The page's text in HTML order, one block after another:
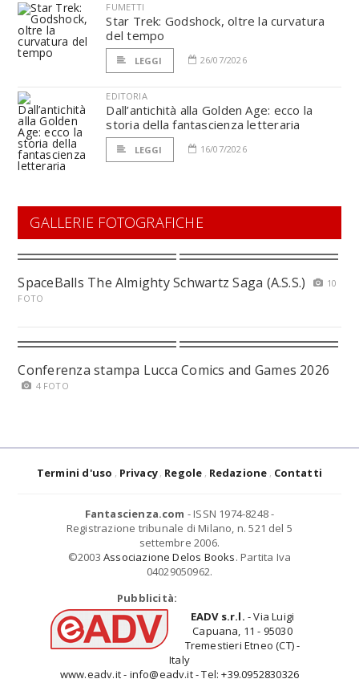
FUMETTI
Star Trek: Godshock, oltre la curvatura
del tempo
LEGGI 26/07/2026
EDITORIA
Dall’antichità alla Golden Age: ecco la
storia della fantascienza letteraria
LEGGI 16/07/2026
GALLERIE FOTOGRAFICHE
SpaceBalls The Almighty Schwartz Saga (A.S.S.)
10
FOTO
Conferenza stampa Lucca Comics and Games 2026
4 FOTO
Termini d'uso Privacy Regole Redazione Contatti
Fantascienza.com - ISSN 1974-8248 -
Registrazione tribunale di Milano, n. 521 del 5
settembre 2006.
©2003 Associazione Delos Books. Partita Iva
04029050962.
Pubblicità:
EADV s.r.l. - Via Luigi
Capuana, 11 - 95030
Tremestieri Etneo (CT) -
Italy
www.eadv.it - info@eadv.it - Tel: +39.0952830326